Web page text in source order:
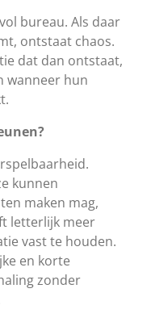
bureau. Als daar
ontstaat chaos.
dat dan ontstaat,
wanneer hun
kunnen
maken mag,
letterlijk meer
vast te houden.
en korte
zonder